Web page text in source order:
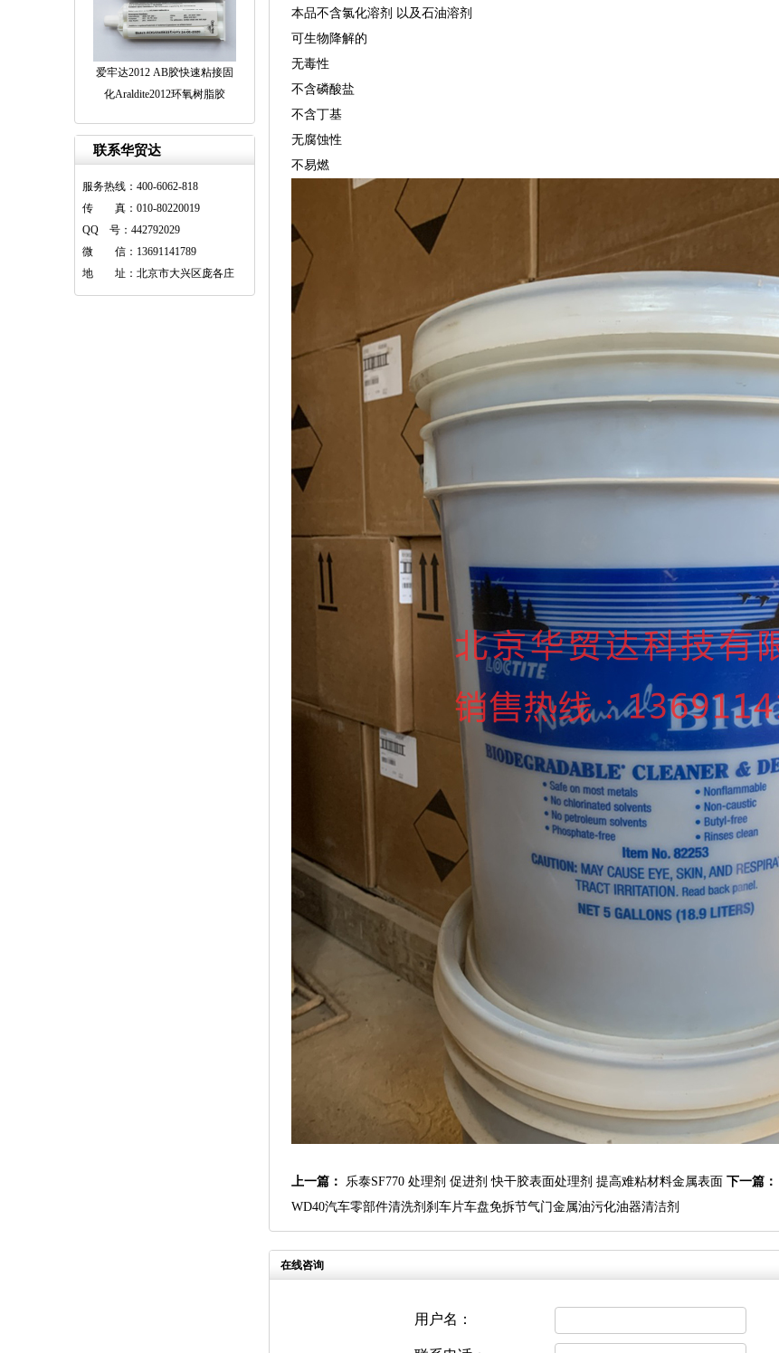
爱牢达2012 AB胶快速粘接固
化Araldite2012环氧树脂胶
联系华贸达
服务热线：400-6062-818
传 真：010-80220019
QQ 号：442792029
微 信：13691141789
地 址：北京市大兴区庞各庄
本品不含氯化溶剂 以及石油溶剂
可生物降解的
无毒性
不含磷酸盐
不含丁基
无腐蚀性
不易燃
上一篇： 乐泰SF770 处理剂 促进剂 快干胶表面处理剂 提高难粘材料金属表面 下一篇：
WD40汽车零部件清洗剂刹车片车盘免拆节气门金属油污化油器清洁剂
在线咨询
用户名：